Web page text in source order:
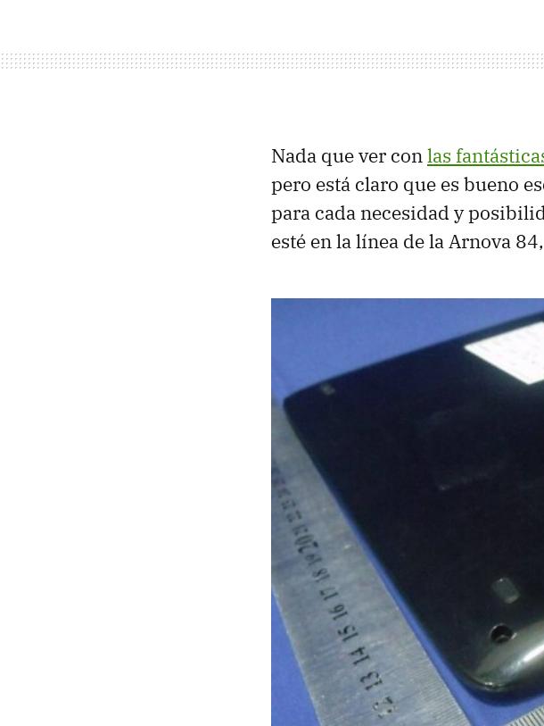
Nada que ver conlas
pero está claro que es bueno
para cada necesidad y
esté en la línea de la Arnova